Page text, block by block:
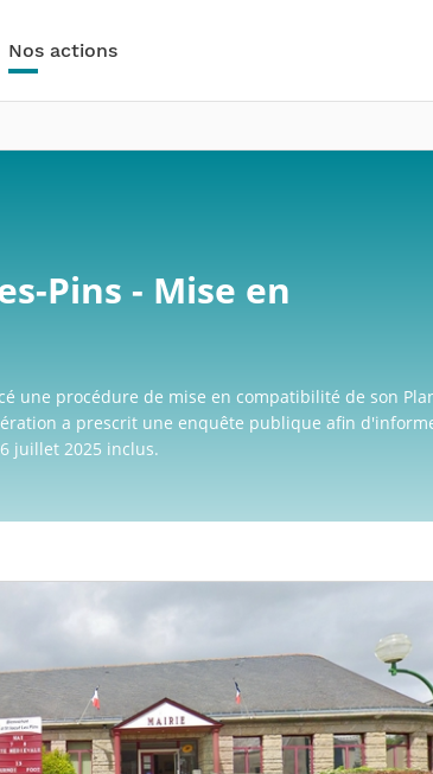
Nos actions
Pins - Mise en
une procédure de mise en compatibilité de son
a prescrit une enquête publique afin
juillet 2025 inclus.